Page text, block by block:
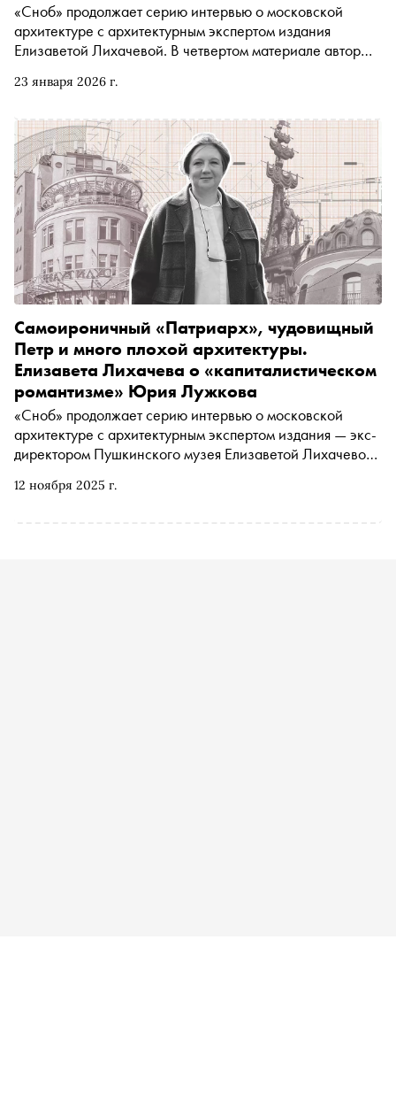
23 января 2026 г.
«Сноб» продолжает серию интервью о московской
архитектуре с архитектурным экспертом издания
Елизаветой Лихачевой. В четвертом материале автор
Пушкинского музея о московском метро — от 1930-х до
Соединится ли когда-нибудь желтая ветка? Почему
новое метро строят в чистом поле — и правда ли так
было всегда? Об этом и многом другом — в материале
«Сноба»
12 ноября 2025 г.
Самоироничный «Патриарх», чудовищный
Петр и много плохой архитектуры.
Елизавета Лихачева о «капиталистическом
романтизме» Юрия Лужкова
«Сноб» продолжает серию интервью о московской
архитектуре с архитектурным экспертом издания — экс-
директором Пушкинского музея Елизаветой Лихачевой.
поговорил с ней об удивительном мире